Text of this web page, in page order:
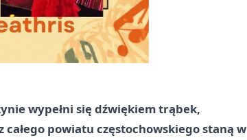
wypełni się dźwiękiem trąbek,
powiatu częstochowskiego staną w